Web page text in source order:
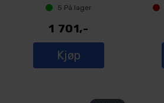
5 På lager
1 701,-
Kjøp